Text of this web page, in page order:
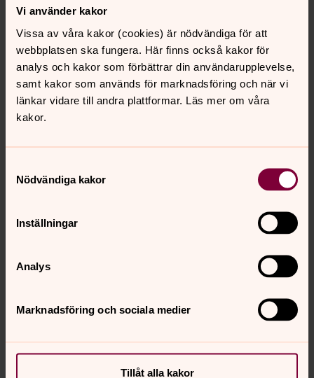
Vi använder kakor
Vissa av våra kakor (cookies) är nödvändiga för att
webbplatsen ska fungera. Här finns också kakor för
analys och kakor som förbättrar din användarupplevelse,
samt kakor som används för marknadsföring och när vi
länkar vidare till andra plattformar. Läs mer om våra
kakor.
Nödvändiga kakor
Inställningar
Analys
Marknadsföring och sociala medier
Tillåt alla kakor
Andreas Johansson
Strategisk samordnare hållbar mobilitet,
031-771 30 72
031-771 30 00
E-post:andreas.johansson7@svenskakyrkan.se